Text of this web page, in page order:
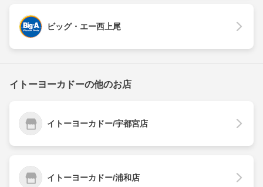
ビッグ・エー西上尾
イトーヨーカドーの他のお店
イトーヨーカドー/宇都宮店
イトーヨーカドー/浦和店